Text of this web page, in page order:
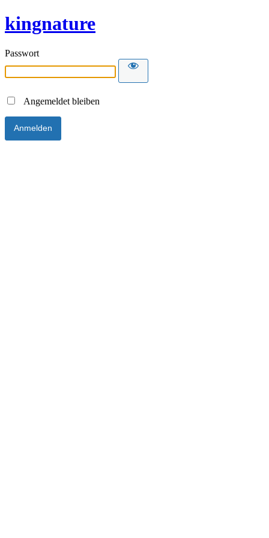
kingnature
Passwort
Angemeldet bleiben